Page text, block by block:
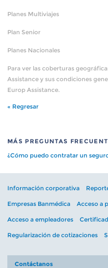
Planes Multiviajes
Plan Senior
Planes Nacionales
Para ver las coberturas
Assistance y sus condiciones
Europ Assistance.
« Regresar
MÁS PREGUNTAS
¿Cómo puedo contratar un
Información corporativa
Empresas Banmédica Acceso a
Acceso a empleadores
Regularización de cotizaciones
Contáctanos